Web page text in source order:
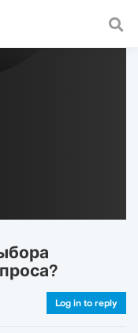
a fast and
Log in to reply